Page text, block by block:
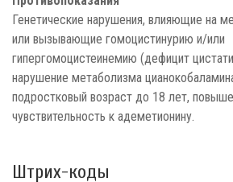
Генетические нарушения, влияющие на
или вызывающие гомоцистинурию и/или
гипергомоцистеинемию (дефицит
нарушение метаболизма
подростковый возраст до 18 лет,
чувствительность к адеметионину.
Штрих-коды